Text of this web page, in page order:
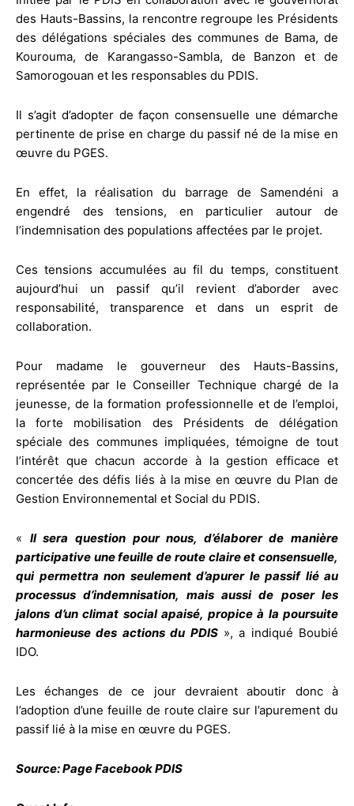
des Hauts-Bassins, la rencontre regroupe les Présidents
des délégations spéciales des communes de Bama, de
Kourouma, de Karangasso-Sambla, de Banzon et de
Samorogouan et les responsables du PDIS.
Il s’agit d’adopter de façon consensuelle une démarche
pertinente de prise en charge du passif né de la mise en
œuvre du PGES.
En effet, la réalisation du barrage de Samendéni a
engendré des tensions, en particulier autour de
l’indemnisation des populations affectées par le projet.
Ces tensions accumulées au fil du temps, constituent
aujourd’hui un passif qu’il revient d’aborder avec
responsabilité, transparence et dans un esprit de
collaboration.
Pour madame le gouverneur des Hauts-Bassins,
représentée par le Conseiller Technique chargé de la
jeunesse, de la formation professionnelle et de l’emploi,
la forte mobilisation des Présidents de délégation
spéciale des communes impliquées, témoigne de tout
l’intérêt que chacun accorde à la gestion efficace et
concertée des défis liés à la mise en œuvre du Plan de
Gestion Environnemental et Social du PDIS.
« Il sera question pour nous, d’élaborer de manière
participative une feuille de route claire et consensuelle,
qui permettra non seulement d’apurer le passif lié au
processus d’indemnisation, mais aussi de poser les
jalons d’un climat social apaisé, propice à la poursuite
harmonieuse des actions du PDIS», a indiqué Boubié
IDO.
Les échanges de ce jour devraient aboutir donc à
l’adoption d’une feuille de route claire sur l’apurement du
passif lié à la mise en œuvre du PGES.
Source: Page Facebook PDIS